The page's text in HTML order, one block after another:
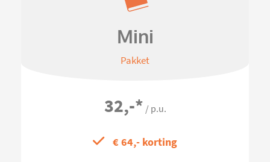
Mini
Pakket
32,-* / p.u.
€ 64,- korting